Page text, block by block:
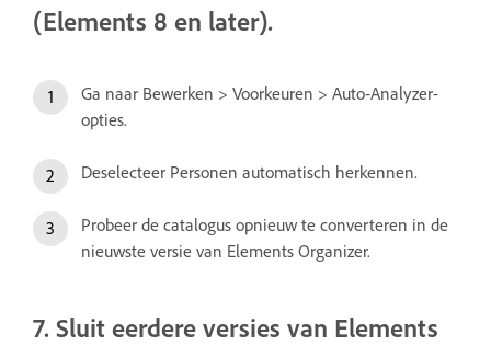
(Elements 8 en later).
Ga naar Bewerken > Voorkeuren > Auto-Analyzer-
opties.
Deselecteer Personen automatisch herkennen.
Probeer de catalogus opnieuw te converteren in de
nieuwste versie van Elements Organizer.
7. Sluit eerdere versies van Elements